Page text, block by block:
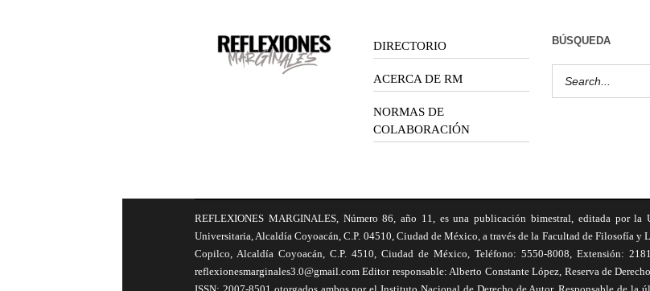
DIRECTORIO
ACERCA DE RM
NORMAS DE
COLABORACIÓN
BÚSQUEDA
REFLEXIONES MARGINALES, Número 86, año 11, es una publicación bimestral, editada por
Universitaria, Alcaldía Coyoacán, C.P. 04510, Ciudad de México, a través de la Facultad de Filosofía y
Copilco, Alcaldía Coyoacán, C.P. 4510, Ciudad de México, Teléfono: 5550-8008, Extensión:
reflexionesmarginales3.0@gmail.com Editor responsable: Alberto Constante López, Reserva de